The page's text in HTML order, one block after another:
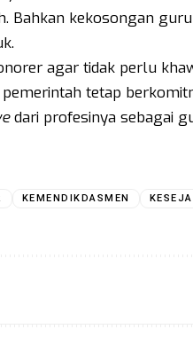
Bahkan kekosongan
agar tidak perlu
tetap
dari profesinya sebagai
KEMENDIKDASMEN